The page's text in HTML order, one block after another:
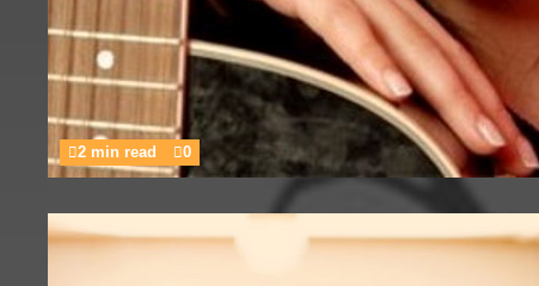
2 min read 0